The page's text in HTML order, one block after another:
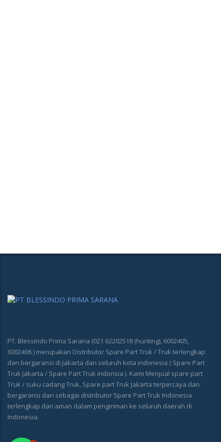
PT. Blessindo Prima Sarana (021 62202518 (hunting), 6002405,
6002406 ) merupakan Distributor Spare Part Truk / Truk terlengkap
dan bergaransi di Jakarta dan seluruh kota indonesia ( Spare Part
Truk Jakarta / Spare Part Truk indonsia ). Kami Menjual spare part
Truk / suku cadang Truk, Spare part Truk Jakarta terpercaya dan
bergaransi dan sebagai distributor Spare Part Truk Indonesia
terlengkap dan aman dalam pengiriman ke seluruh daerah di
Indonesia.
1